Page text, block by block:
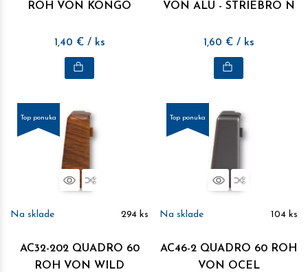
ROH VON KONGO
1,40 € / ks
VON ALU - STRIEBRO N
1,60 € / ks
Top ponuka
NáhľadPorovnať
Na sklade 294 ks
AC32-202 QUADRO 60
ROH VON WILD
Top ponuka
NáhľadPorovnať
Na sklade 104 ks
AC46-2 QUADRO 60 ROH
VON OCEL